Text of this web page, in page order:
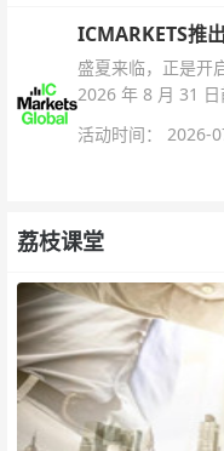
ICMARKETS推
盛夏来临，正是开
2026 年 8 月 31 日
活动时间： 2026-
荔枝课堂